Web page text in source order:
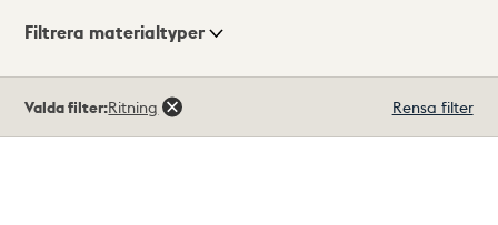
Visningsläge
Filtrera materialtyper
träffar
Valda filter:Ritning Rensa filter